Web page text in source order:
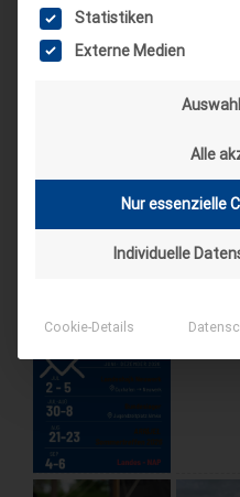
AKTUELLE BEITRÄGE AUF
Statistiken
Externe Medien
Alle
Nur essenzielle
Individuelle
Cookie-Details